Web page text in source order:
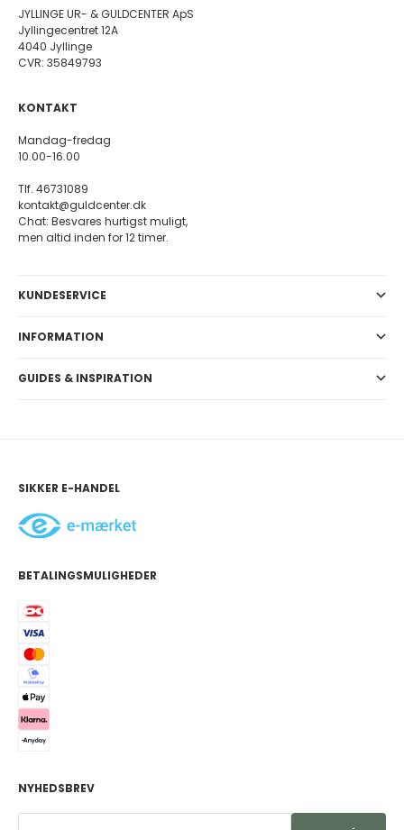
JYLLINGE UR- & GULDCENTER ApS
Jyllingecentret 12A
4040 Jyllinge
CVR: 35849793
KONTAKT
Mandag-fredag
10.00-16.00
Tlf. 46731089
kontakt@guldcenter.dk
Chat: Besvares hurtigst muligt,
men altid inden for 12 timer.
KUNDESERVICE
INFORMATION
GUIDES & INSPIRATION
SIKKER E-HANDEL
BETALINGSMULIGHEDER
NYHEDSBREV